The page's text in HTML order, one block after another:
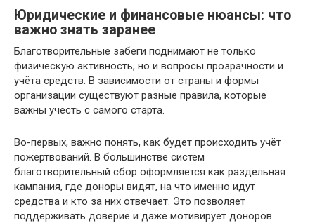
Юридические и финансовые нюансы: что
важно знать заранее
Благотворительные забеги поднимают не только
физическую активность, но и вопросы прозрачности и
учёта средств. В зависимости от страны и формы
организации существуют разные правила, которые
важны учесть с самого старта.
Во-первых, важно понять, как будет происходить учёт
пожертвований. В большинстве систем
благотворительный сбор оформляется как раздельная
кампания, где доноры видят, на что именно идут
средства и кто за них отвечает. Это позволяет
поддерживать доверие и даже мотивирует доноров